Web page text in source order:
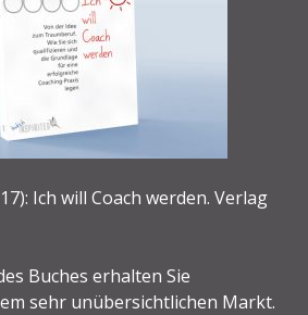
Ich will Coach werden. Verlag
Buches erhalten Sie
sehr unübersichtlichen Markt.